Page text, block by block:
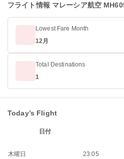
フライト情報 マレーシア航空
Lowest Fare Month
12月
Total Destinations
1
Today’s Flight
日付
木曜日
23:05